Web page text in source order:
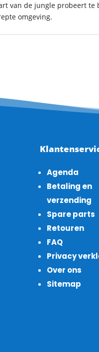
van de jungle probeert
omgeving.
Agenda
Betaling en
verzending
Spare parts
Retouren
FAQ
Privacy
Over ons
Sitemap